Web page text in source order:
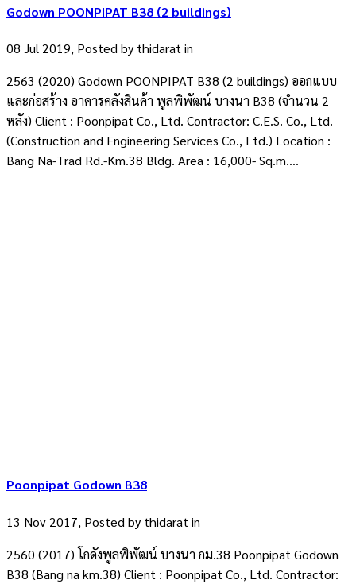
Godown POONPIPAT B38 (2 buildings)
08 Jul 2019, Posted by thidarat in
2563 (2020) Godown POONPIPAT B38 (2 buildings) ออกแบบ
และก่อสร้าง อาคารคลังสินค้า พูลพิพัฒน์ บางนา B38 (จำนวน 2
หลัง) Client : Poonpipat Co., Ltd. Contractor: C.E.S. Co., Ltd.
(Construction and Engineering Services Co., Ltd.) Location :
Bang Na-Trad Rd.-Km.38 Bldg. Area : 16,000- Sq.m....
Poonpipat Godown B38
13 Nov 2017, Posted by thidarat in
2560 (2017) โกดังพูลพิพัฒน์ บางนา กม.38 Poonpipat Godown
B38 (Bang na km.38) Client : Poonpipat Co., Ltd. Contractor: